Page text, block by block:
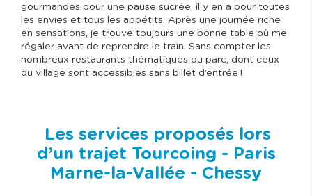
gourmandes pour une pause sucrée, il y en a pour toutes
les envies et tous les appétits. Après une journée riche
en sensations, je trouve toujours une bonne table où me
régaler avant de reprendre le train. Sans compter les
nombreux restaurants thématiques du parc, dont ceux
du village sont accessibles sans billet d’entrée !
Les services proposés lors
d’un trajet Tourcoing - Paris
Marne-la-Vallée - Chessy